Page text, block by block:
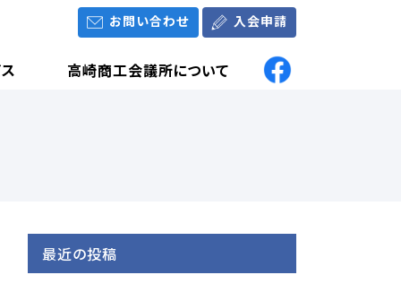
お問い合わせ 入会申請
高崎商工会議所について
最近の投稿